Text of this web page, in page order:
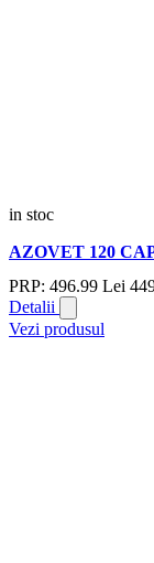
in stoc
AZOVET 120
PRP: 496.99 Lei
Detalii
Vezi produsul